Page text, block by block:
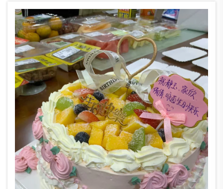
Стенд №: A1527 Даталар: 4–6-ноябрь, 2025 Ж...